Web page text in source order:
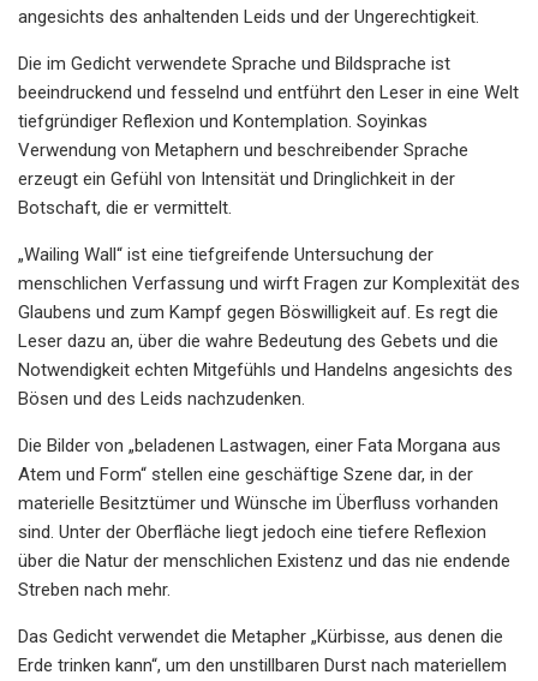
angesichts des anhaltenden Leids und der Ungerechtigkeit.
Die im Gedicht verwendete Sprache und Bildsprache ist
beeindruckend und fesselnd und entführt den Leser in eine Welt
tiefgründiger Reflexion und Kontemplation. Soyinkas
Verwendung von Metaphern und beschreibender Sprache
erzeugt ein Gefühl von Intensität und Dringlichkeit in der
Botschaft, die er vermittelt.
„Wailing Wall“ ist eine tiefgreifende Untersuchung der
menschlichen Verfassung und wirft Fragen zur Komplexität des
Glaubens und zum Kampf gegen Böswilligkeit auf. Es regt die
Leser dazu an, über die wahre Bedeutung des Gebets und die
Notwendigkeit echten Mitgefühls und Handelns angesichts des
Bösen und des Leids nachzudenken.
Die Bilder von „beladenen Lastwagen, einer Fata Morgana aus
Atem und Form“ stellen eine geschäftige Szene dar, in der
materielle Besitztümer und Wünsche im Überfluss vorhanden
sind. Unter der Oberfläche liegt jedoch eine tiefere Reflexion
über die Natur der menschlichen Existenz und das nie endende
Streben nach mehr.
Das Gedicht verwendet die Metapher „Kürbisse, aus denen die
Erde trinken kann“, um den unstillbaren Durst nach materiellem